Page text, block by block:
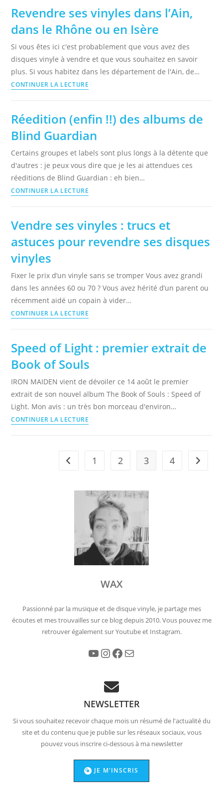
/
Fred
Revendre ses vinyles dans l’Ain,
dans le Rhône ou en Isère
Si vous êtes ici c'est probablement que vous avez des
disques vinyle à vendre et que vous souhaitez en savoir
plus. Si vous habitez dans les département de l'Ain, de…
CONTINUER LA LECTURE
dans
l’Ain,
le
Rhône
ou
en
Réedition (enfin !!) des albums de
Blind Guardian
Certains groupes et labels sont plus longs à la détente que
d'autres : je peux vous dire que je les ai attendues ces
réeditions de Blind Guardian : eh bien…
CONTINUER LA LECTURE
des
albums
Guardian
Vendre ses vinyles : trucs et
astuces pour revendre ses disques
vinyles
Fixer le prix d’un vinyle sans se tromper Vous avez grandi
dans les années 60 ou 70 ? Vous avez hérité d’un parent ou
récemment aidé un copain à vider…
CONTINUER LA LECTURE
:
trucs
astuces
pour
revendre
ses
Speed of Light : premier extrait de
Book of Souls
IRON MAIDEN vient de dévoiler ce 14 août le premier
extrait de son nouvel album The Book of Souls : Speed of
Light. Mon avis : un très bon morceau d'environ…
CONTINUER LA LECTURE
de
Book
of
Souls
Go to the previous page
1 2 3 4 Aller à
WAX
Passionné par la musique et de disque vinyle, je partage mes
écoutes et mes trouvailles sur ce blog depuis 2010. Vous pouvez me
retrouver également sur Youtube et Instagram.
YouTube Instagram Facebook
NEWSLETTER
Si vous souhaitez recevoir chaque mois un résumé de l'actualité du
site et du contenu que je publie sur les réseaux sociaux, vous
pouvez vous inscrire ci-dessous à ma newsletter
JE M'INSCRIS